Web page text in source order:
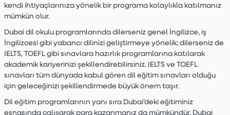
kendi ihtiyaçlarınıza yönelik bir programa kolaylıkla katılmanız
mümkün olur.
Dubai dil okulu programlarında dilerseniz genel İngilizce, iş
İngilizcesi gibi yabancı dilinizi geliştirmeye yönelik; dilerseniz de
IELTS, TOEFL gibi sınavlara hazırlık programlarına katılarak
akademik kariyerinizi şekillendirebilirsiniz. IELTS ve TOEFL
sınavları tüm dünyada kabul gören dil eğitim sınavları olduğu
için geleceğinizi şekillendirmede büyük önem taşır.
Dil eğitim programlarının yanı sıra Dubai’deki eğitiminiz
esnasında çalışarak para kazanmanız da mümkündür. Dubai